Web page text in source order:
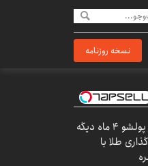
نسخه روزنامه
الان طلا بخر پولشو 4 ماه دیگه
طلا با